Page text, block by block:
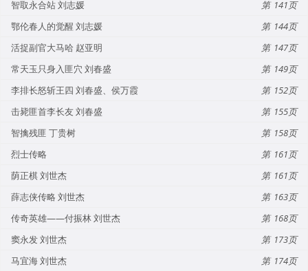
智取永合站 刘志媛
141
鄂伦春人的觉醒 刘志媛
144
活捉副官大马哈 赵亚明
147
常天玉只身入匪穴 刘春盛
149
李排长怒斩王四 刘春盛、侯万霞
152
击毙匪首李长友 刘春盛
155
智擒残匪 丁贵树
158
烈士传略
161
荫正棋 刘世杰
161
薛志侠传略 刘世杰
163
传奇英雄——付振林 刘世杰
168
窦永发 刘世杰
173
马宜海 刘世杰
174